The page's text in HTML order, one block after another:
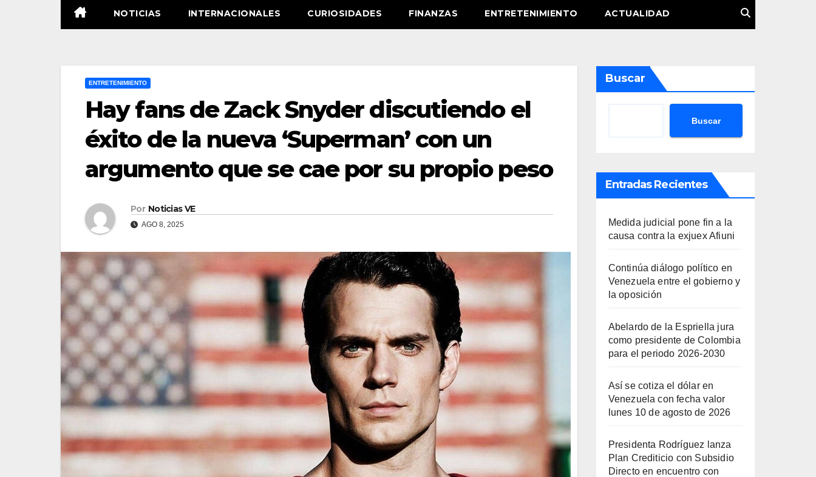
NOTICIAS INTERNACIONALES CURIOSIDADES FINANZAS ENTRETENIMIENTO ACTUALIDAD
ENTRETENIMIENTO
Hay fans de Zack Snyder discutiendo el
éxito de la nueva ‘Superman’ con un
argumento que se cae por su propio peso
Por Noticias VE
AGO 8, 2025
Buscar
Buscar
Entradas Recientes
Medida judicial pone fin a la
causa contra la exjuex Afiuni
Continúa diálogo político en
Venezuela entre el gobierno y
la oposición
Abelardo de la Espriella jura
como presidente de Colombia
para el periodo 2026-2030
Así se cotiza el dólar en
Venezuela con fecha valor
lunes 10 de agosto de 2026
Presidenta Rodríguez lanza
Plan Crediticio con Subsidio
Directo en encuentro con